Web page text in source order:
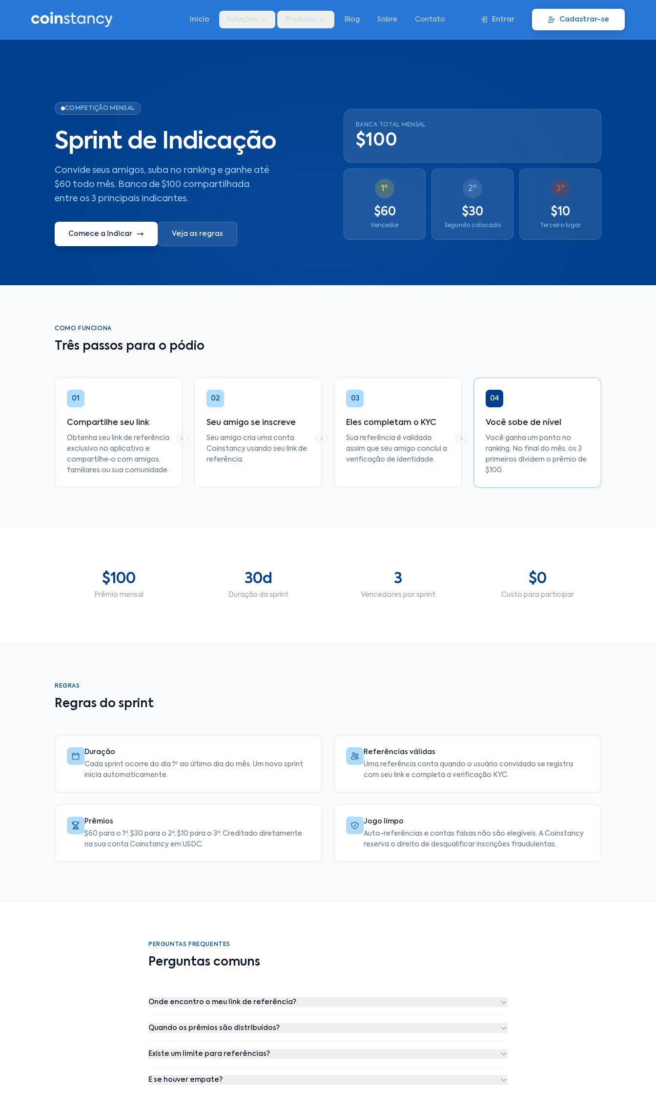
Início Soluções Produtos Blog Sobre Contato Entrar Cadastrar-se
COMPETIÇÃO MENSAL
Sprint de Indicação
Convide seus amigos, suba no ranking e ganhe até
$60 todo mês. Banca de $100 compartilhada
entre os 3 principais indicantes.
Comece a Indicar Veja as regras
BANCA TOTAL MENSAL
$100
1º
$60
Vencedor
2º
$30
Segundo colocado
3º
$10
Terceiro lugar
COMO FUNCIONA
Três passos para o pódio
01
Compartilhe seu link
Obtenha seu link de referência
exclusivo no aplicativo e
compartilhe‑o com amigos,
familiares ou sua comunidade.
02
Seu amigo se inscreve
Seu amigo cria uma conta
Coinstancy usando seu link de
referência.
03
Eles completam o KYC
Sua referência é validada
assim que seu amigo conclui a
verificação de identidade.
04
Você sobe de nível
Você ganha um ponto no
ranking. No final do mês, os 3
primeiros dividem o prêmio de
$100.
$100
Prêmio mensal
30d
Duração da sprint
3
Vencedores por sprint
$0
Custo para participar
REGRAS
Regras do sprint
Duração
Cada sprint ocorre do dia 1º ao último dia do mês. Um novo sprint
inicia automaticamente.
Referências válidas
Uma referência conta quando o usuário convidado se registra
com seu link e completa a verificação KYC.
Prêmios
$60 para o 1º, $30 para o 2º, $10 para o 3º. Creditado diretamente
na sua conta Coinstancy em USDC.
Jogo limpo
Auto-referências e contas falsas não são elegíveis. A Coinstancy
reserva o direito de desqualificar inscrições fraudulentas.
PERGUNTAS FREQUENTES
Perguntas comuns
Onde encontro o meu link de referência?
Quando os prêmios são distribuídos?
Existe um limite para referências?
E se houver empate?